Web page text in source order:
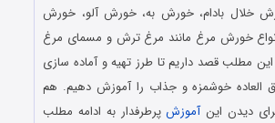
خلال بادام، خورش به، خورش آلو، خورش
خورش مرغ مانند مرغ ترش و مسمای مرغ
مطلب قصد داریم تا طرز تهیه و آماده سازی
العاده خوشمزه و جذاب را آموزش دهیم. هم
دیدن اینآموزشپرطرفدار به ادامه مطلب